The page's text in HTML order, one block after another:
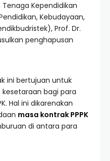
Kependidikan
Kebudayaan,
Prof. Dr.
penghapusan
ini bertujuan untuk
bagi para
Hal ini dikarenakan
masa kontrak PPPK
di antara para